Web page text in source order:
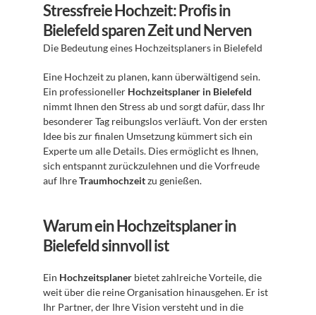
Stressfreie Hochzeit: Profis in
Bielefeld sparen Zeit und Nerven
Die Bedeutung eines Hochzeitsplaners in Bielefeld
Eine Hochzeit zu planen, kann überwältigend sein.
Ein professioneller Hochzeitsplaner in Bielefeld
nimmt Ihnen den Stress ab und sorgt dafür, dass Ihr
besonderer Tag reibungslos verläuft. Von der ersten
Idee bis zur finalen Umsetzung kümmert sich ein
Experte um alle Details. Dies ermöglicht es Ihnen,
sich entspannt zurückzulehnen und die Vorfreude
auf Ihre Traumhochzeit zu genießen.
Warum ein Hochzeitsplaner in
Bielefeld sinnvoll ist
Ein Hochzeitsplaner bietet zahlreiche Vorteile, die
weit über die reine Organisation hinausgehen. Er ist
Ihr Partner, der Ihre Vision versteht und in die